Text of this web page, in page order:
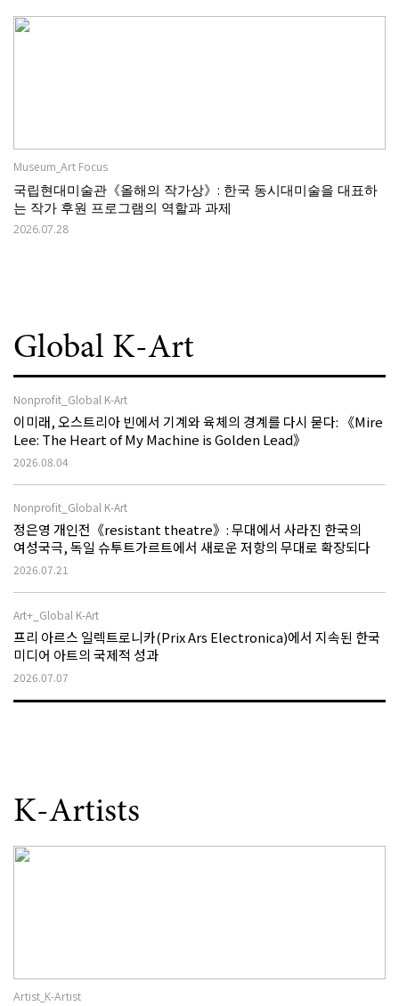
Museum_Art Focus
국립현대미술관《올해의 작가상》: 한국 동시대미술을 대표하
는 작가 후원 프로그램의 역할과 과제
2026.07.28
Global K-Art
Nonprofit_Global K-Art
이미래, 오스트리아 빈에서 기계와 육체의 경계를 다시 묻다: 《Mire
Lee: The Heart of My Machine is Golden Lead》
2026.08.04
Nonprofit_Global K-Art
정은영 개인전《resistant theatre》: 무대에서 사라진 한국의
여성국극, 독일 슈투트가르트에서 새로운 저항의 무대로 확장되다
2026.07.21
Art+_Global K-Art
프리 아르스 일렉트로니카(Prix Ars Electronica)에서 지속된 한국
미디어 아트의 국제적 성과
2026.07.07
K-Artists
Artist_K-Artist